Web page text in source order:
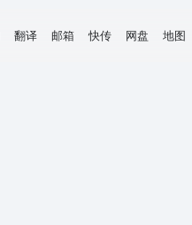
翻译 邮箱 快传 网盘 地图